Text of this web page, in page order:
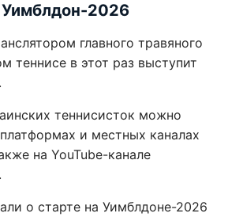
2026
главного травяного
теннисе в этот раз выступит
теннисисток можно
и местных каналах
на YouTube-канале
о старте на Уимблдоне-2026